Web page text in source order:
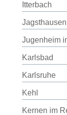
Itterbach
Jagsthausen
Jugenheim
Karlsbad
Karlsruhe
Kehl
Kernen im